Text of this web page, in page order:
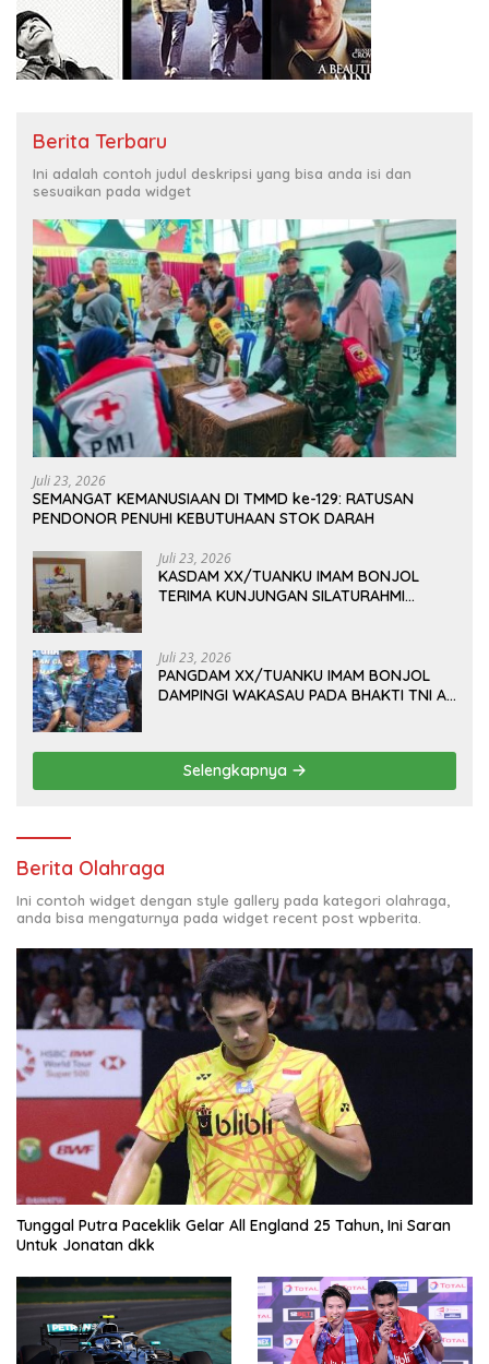
Berita Terbaru
Ini adalah contoh judul deskripsi yang bisa anda isi dan
sesuaikan pada widget
Juli 23, 2026
SEMANGAT KEMANUSIAAN DI TMMD ke-129: RATUSAN
PENDONOR PENUHI KEBUTUHAAN STOK DARAH
Juli 23, 2026
KASDAM XX/TUANKU IMAM BONJOL
TERIMA KUNJUNGAN SILATURAHMI
Juli 23, 2026
PANGDAM XX/TUANKU IMAM BONJOL
DAMPINGI WAKASAU PADA BHAKTI TNI AU
Selengkapnya
Berita Olahraga
Ini contoh widget dengan style gallery pada kategori olahraga,
anda bisa mengaturnya pada widget recent post wpberita.
Tunggal Putra Paceklik Gelar All England 25 Tahun, Ini Saran
Untuk Jonatan dkk